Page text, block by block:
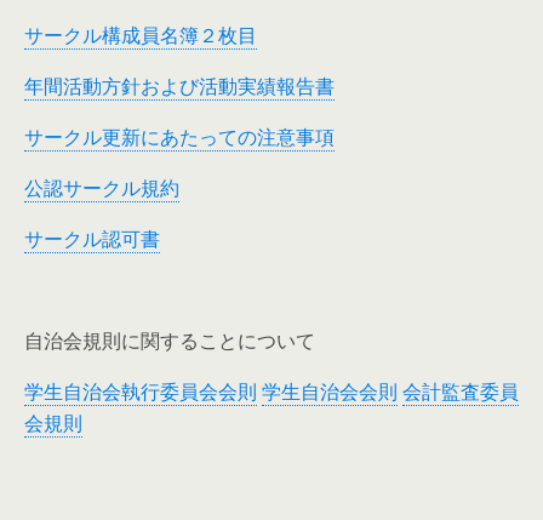
サークル構成員名簿２枚目
年間活動方針および活動実績報告書
サークル更新にあたっての注意事項
公認サークル規約
サークル認可書
自治会規則に関することについて
学生自治会執行委員会会則 学生自治会会則 会計監査委員
会規則